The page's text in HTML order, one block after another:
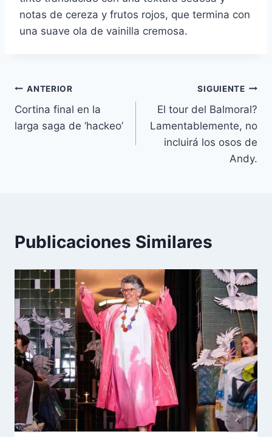
notas de cereza y frutos rojos, que termina con
una suave ola de vainilla cremosa.
Navegación
de
ANTERIOR
Cortina final en la
larga saga de ‘hackeo’
SIGUIENTE
El tour del Balmoral?
Lamentablemente, no
incluirá los osos de
Andy.
Publicaciones Similares